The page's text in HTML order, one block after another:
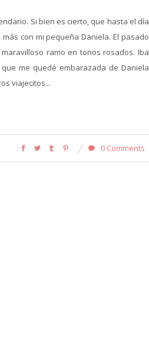
Si bien es cierto, que hasta el día
con mi pequeña Daniela. El pasado
ramo en tonos rosados. Iba
me quedé embarazada de Daniela
viajecitos...
0 Comments